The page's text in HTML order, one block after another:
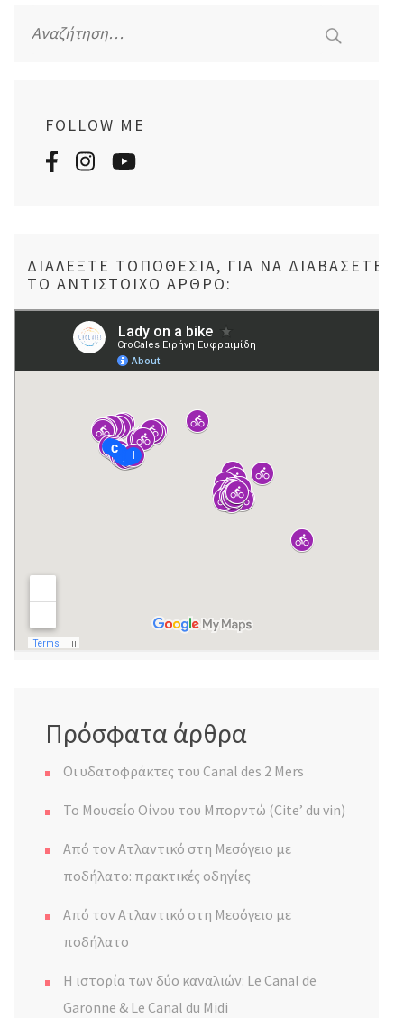
για:
FOLLOW ME
ΔΙΑΛΈΞΤΕ ΤΟΠΟΘΕΣΊΑ, ΓΙΑ ΝΑ ΔΙΑΒΆΣΕΤΕ
ΤΟ ΑΝΤΊΣΤΟΙΧΟ ΆΡΘΡΟ:
Πρόσφατα άρθρα
Οι υδατοφράκτες του Canal des 2 Mers
Το Μουσείο Οίνου του Μπορντώ (Cite’ du vin)
Από τον Ατλαντικό στη Μεσόγειο με
ποδήλατο: πρακτικές οδηγίες
Από τον Ατλαντικό στη Μεσόγειο με
ποδήλατο
Η ιστορία των δύο καναλιών: Le Canal de
Garonne & Le Canal du Midi